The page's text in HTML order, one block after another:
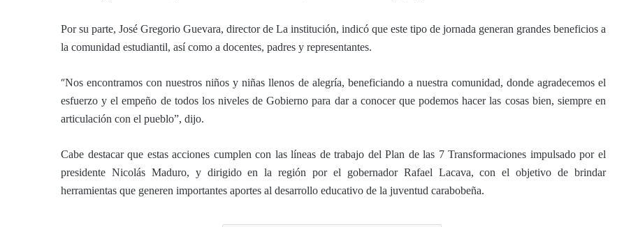
Por su parte, José Gregorio Guevara, director de La institución, indicó que este tipo de jornada generan grandes beneficios a
la comunidad estudiantil, así como a docentes, padres y representantes.
“Nos encontramos con nuestros niños y niñas llenos de alegría, beneficiando a nuestra comunidad, donde agradecemos el
esfuerzo y el empeño de todos los niveles de Gobierno para dar a conocer que podemos hacer las cosas bien, siempre en
articulación con el pueblo”, dijo.
Cabe destacar que estas acciones cumplen con las líneas de trabajo del Plan de las 7 Transformaciones impulsado por el
presidente Nicolás Maduro, y dirigido en la región por el gobernador Rafael Lacava, con el objetivo de brindar
herramientas que generen importantes aportes al desarrollo educativo de la juventud carabobeña.